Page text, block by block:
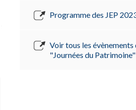
Programme des JEP
Voir tous les
"Journées du Patrimoine"